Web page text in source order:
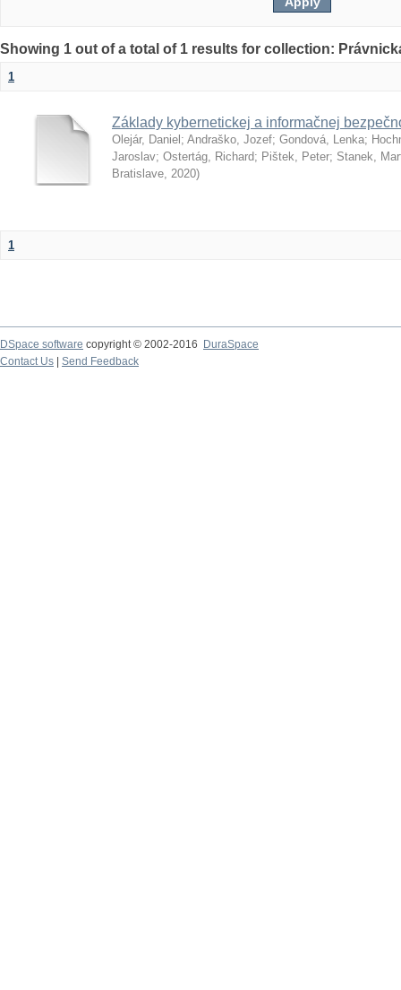
Showing 1 out of a total of 1 results for collection:
1
Základy kybernetickej a informačnej
Olejár, Daniel ; Andraško, Jozef; Gondová, Lenka;
Jaroslav; Ostertág, Richard; Pištek, Peter; Stanek,
Bratislave, 2020)
1
DSpace software copyright © 2002-2016
DuraSpace
Contact Us
Send Feedback